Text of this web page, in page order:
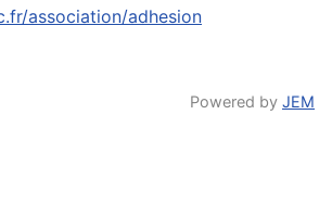
association/adhesion
Powered by JEM